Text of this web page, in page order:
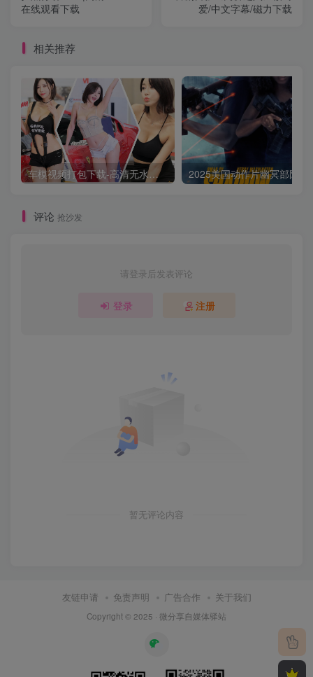
在线观看下载
爱/中文字幕/磁力下载
相关推荐
车模视频打包下载-高清无水印版
评论 抢沙发
请登录后发表评论
登录 注册
暂无评论内容
友链申请 免责声明 广告合作 关于我们
Copyright © 2025 · 微分享自媒体驿站